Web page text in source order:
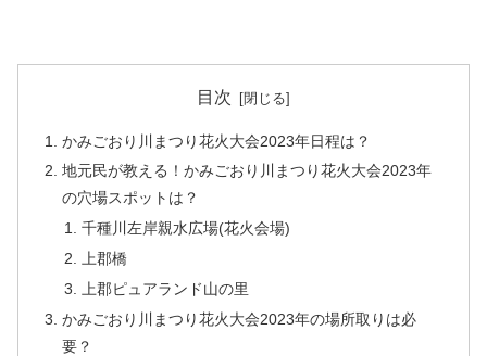
目次
かみごおり川まつり花火大会2023年日程は？
地元民が教える！かみごおり川まつり花火大会2023年
の穴場スポットは？
千種川左岸親水広場(花火会場)
上郡橋
上郡ピュアランド山の里
かみごおり川まつり花火大会2023年の場所取りは必
要？